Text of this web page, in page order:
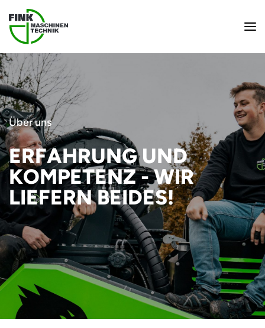
Über uns
ERFAHRUNG UND
KOMPETENZ - WIR
LIEFERN BEIDES!